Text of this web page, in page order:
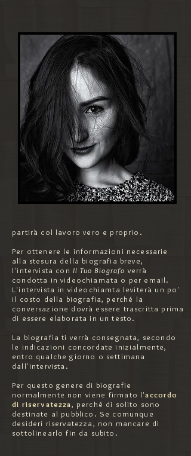
partirà col lavoro vero e proprio.
Per ottenere le informazioni necessarie
alla stesura della biografia breve,
l'intervista con Il Tuo Biografo verrà
condotta in videochiamata o per email.
L'intervista in videochiamta leviterà un po'
il costo della biografia, perché la
conversazione dovrà essere trascritta prima
di essere elaborata in un testo.
La biografia ti verrà consegnata, secondo
le indicazioni concordate inizialmente,
entro qualche giorno o settimana
dall'intervista.
Per questo genere di biografie
normalmente non viene firmato l'accordo
di riservatezza, perché di solito sono
destinate al pubblico. Se comunque
desideri riservatezza, non mancare di
sottolinearlo fin da subito.